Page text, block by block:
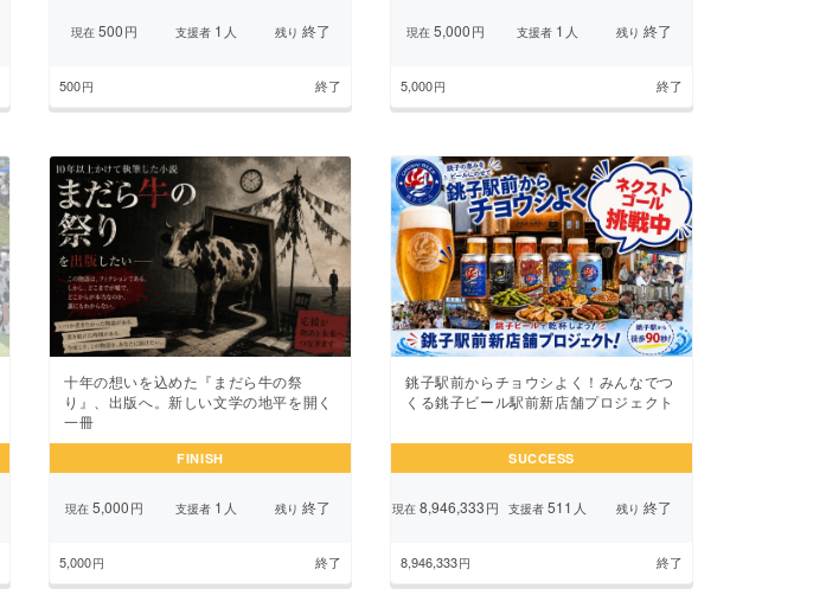
現在500円 支援者 1 人 残り 終了
500円 終了
現在5,000円 支援者 1 人 残り 終了
5,000円 終了
十年の想いを込めた『まだら牛の祭
り』、出版へ。新しい文学の地平を開く
一冊
FINISH
現在5,000円 支援者 1 人 残り 終了
5,000円 終了
銚子駅前からチョウシよく！みんなでつ
くる銚子ビール駅前新店舗プロジェクト
SUCCESS
現在8,946,333円 支援者 511 人 残り 終了
8,946,333円 終了